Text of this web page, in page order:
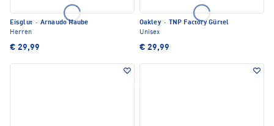
Eisglut · Arnaudo Haube
Herren
€ 29,99
Oakley ·
TNP Factory Gürtel
Unisex
€ 29,99